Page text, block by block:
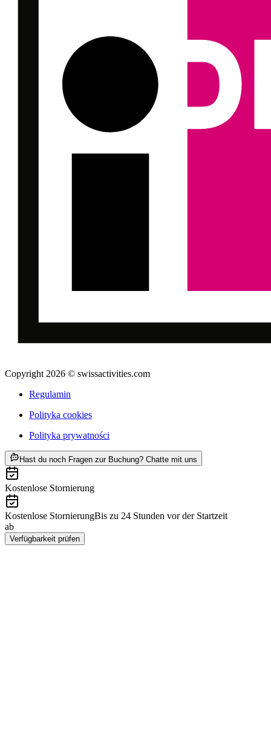
Copyright 2026 © swissactivities.com
Regulamin
Polityka cookies
Polityka prywatności
Hast du noch Fragen zur Buchung? Chatte mit uns
Kostenlose Stornierung
Kostenlose StornierungBis zu 24 Stunden vor der Startzeit
ab
Verfügbarkeit prüfen